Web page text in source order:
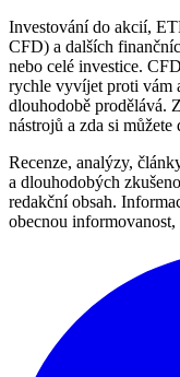
Investování do akcií,
CFD) a dalších
nebo celé investice.
rychle vyvíjet proti vám
dlouhodobě prodělává.
nástrojů a zda si
Recenze, analýzy,
a dlouhodobých
redakční obsah.
obecnou